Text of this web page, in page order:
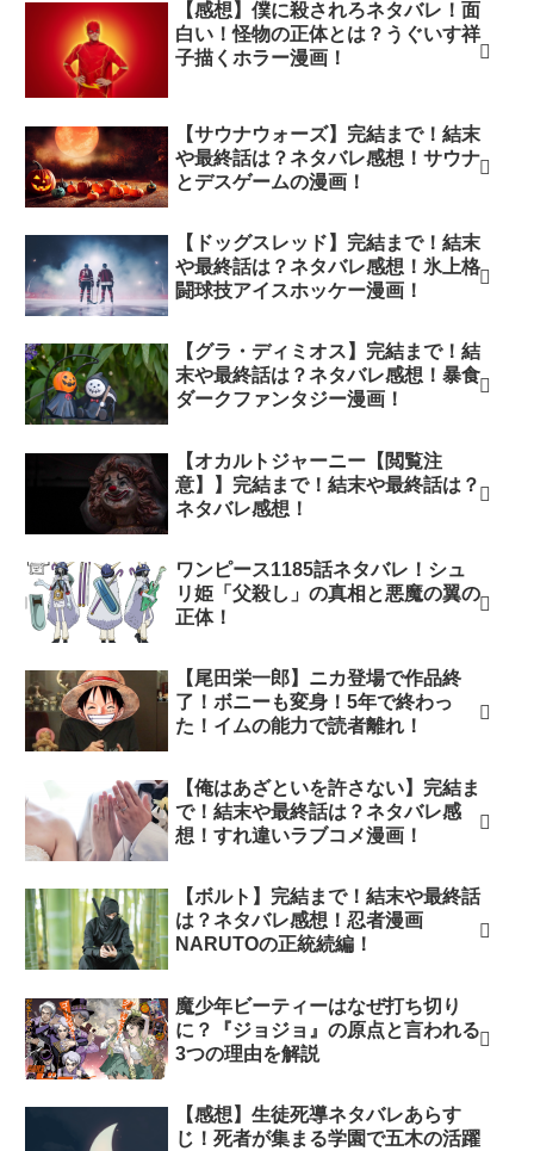
【感想】僕に殺されろネタバレ！面
白い！怪物の正体とは？うぐいす祥
子描くホラー漫画！
【サウナウォーズ】完結まで！結末
や最終話は？ネタバレ感想！サウナ
とデスゲームの漫画！
【ドッグスレッド】完結まで！結末
や最終話は？ネタバレ感想！氷上格
闘球技アイスホッケー漫画！
【グラ・ディミオス】完結まで！結
末や最終話は？ネタバレ感想！暴食
ダークファンタジー漫画！
【オカルトジャーニー【閲覧注
意】】完結まで！結末や最終話は？
ネタバレ感想！
ワンピース1185話ネタバレ！シュ
リ姫「父殺し」の真相と悪魔の翼の
正体！
【尾田栄一郎】ニカ登場で作品終
了！ボニーも変身！5年で終わっ
た！イムの能力で読者離れ！
【俺はあざといを許さない】完結ま
で！結末や最終話は？ネタバレ感
想！すれ違いラブコメ漫画！
【ボルト】完結まで！結末や最終話
は？ネタバレ感想！忍者漫画
NARUTOの正統続編！
魔少年ビーティーはなぜ打ち切り
に？『ジョジョ』の原点と言われる
3つの理由を解説
【感想】生徒死導ネタバレあらす
じ！死者が集まる学園で五木の活躍